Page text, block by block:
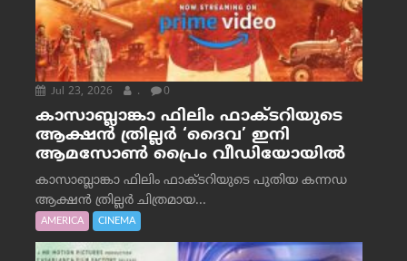
Jul 23, 2026 . 0
കാസാബ്ലാങ്കാ ഫിലിം ഫാക്ടറിയുടെ
ആക്ഷൻ ത്രില്ലർ ‘ദൈവ’ ഇനി
ആമസോൺ പ്രൈം വീഡിയോയിൽ
കാസാബ്ലാങ്കാ ഫിലിം ഫാക്ടറിയുടെ പുതിയ കന്നഡ
ആക്ഷൻ ത്രില്ലർ ചിത്രമായ...
AMERICA CINEMA